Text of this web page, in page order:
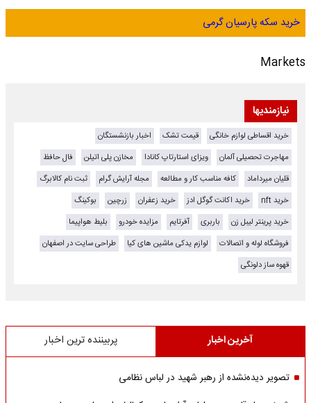
خرید سکه پارسیان گرمی
Markets
نیازمندیها
خرید اقساطی لوازم خانگی قیمت تشک
اخبار بازنشستگان
مهاجرت تحصیلی آلمان
ویزای استارتاپ کانادا مخازن پلی اتیلن
فال حافظ
قلیان میرداماد
کافه مناسب کار و مطالعه مجله آرایش گرام
ثبت نام کالابرگ
خرید nft
خرید اکانت گوگل ادز خرید زعفران زرچین
بوکینگ
خرید پرینتر لیبل زن
باربری آفرتایم مزایده خودرو
بلیط هواپیما
فروشگاه لوله و اتصالات
لوازم یدکی ماشین های کیا
طراحی سایت در اصفهان
قهوه ساز دلونگی
آخرین اخبار پربیننده ترین اخبار
تصویر دیده‌نشده از رهبر شهید در لباس نظامی